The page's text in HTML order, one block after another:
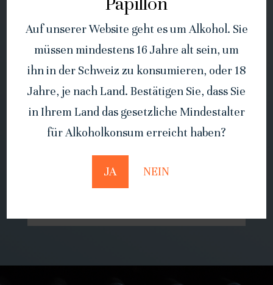
Papillon
Auf unserer Website geht es um Alkohol. Sie
müssen mindestens 16 Jahre alt sein, um
ihn in der Schweiz zu konsumieren, oder 18
Jahre, je nach Land. Bestätigen Sie, dass Sie
in Ihrem Land das gesetzliche Mindestalter
für Alkoholkonsum erreicht haben?
JA NEIN
Merlot, Gamaret, Syrah und Pinot
noir. Eine lange Reifezeit bei kleinem
Ertrag, eine sorgfältige Arbeit und
Auslese im Rebberg ergibt
kerngesunde und konzentrierte
Trauben als Basis für diesen
tiefgründigen Rotwein.